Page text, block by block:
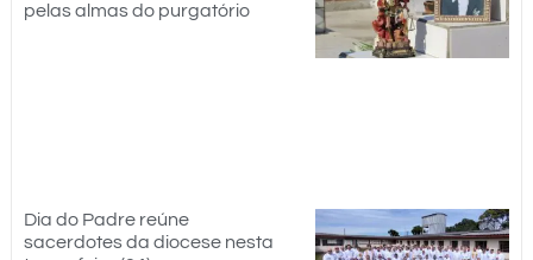
pelas almas do purgatório
Dia do Padre reúne
sacerdotes da diocese nesta